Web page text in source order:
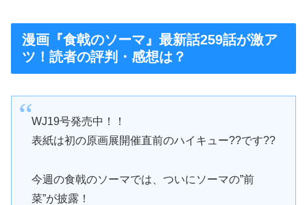
漫画『食戟のソーマ』最新話259話が激ア
ツ！読者の評判・感想は？
WJ19号発売中！！
表紙は初の原画展開催直前のハイキュー??です??
今週の食戟のソーマでは、ついにソーマの”前
菜”が披露！